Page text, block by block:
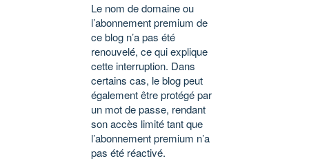
Le nom de domaine ou
l’abonnement premium de
ce blog n’a pas été
renouvelé, ce qui explique
cette interruption. Dans
certains cas, le blog peut
également être protégé par
un mot de passe, rendant
son accès limité tant que
l’abonnement premium n’a
pas été réactivé.